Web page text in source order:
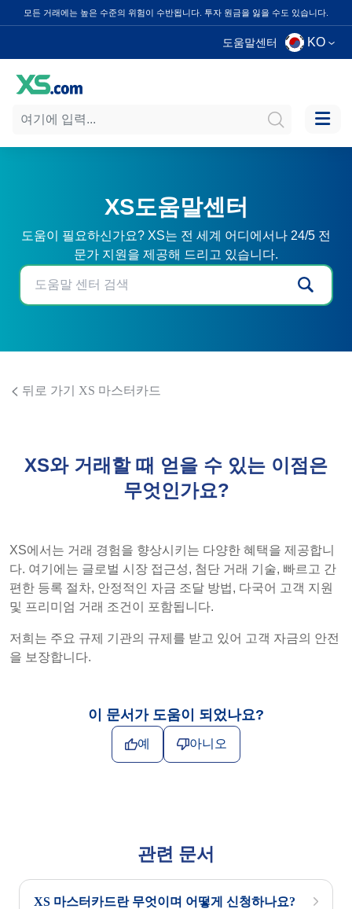
모든 거래에는 높은 수준의 위험이 수반됩니다. 투자 원금을 잃을 수도 있습니다.
도움말센터 KO
XS도움말센터
도움이 필요하신가요? XS는 전 세계 어디에서나 24/5 전
문가 지원을 제공해 드리고 있습니다.
뒤로 가기 XS 마스터카드
XS와 거래할 때 얻을 수 있는 이점은
무엇인가요?
XS에서는 거래 경험을 향상시키는 다양한 혜택을 제공합니
다. 여기에는 글로벌 시장 접근성, 첨단 거래 기술, 빠르고 간
편한 등록 절차, 안정적인 자금 조달 방법, 다국어 고객 지원
및 프리미엄 거래 조건이 포함됩니다.
저희는 주요 규제 기관의 규제를 받고 있어 고객 자금의 안전
을 보장합니다.
이 문서가 도움이 되었나요?
예 아니오
관련 문서
XS 마스터카드란 무엇이며 어떻게 신청하나요?